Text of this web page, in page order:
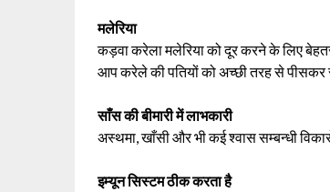
मलेरिया
कड़वा करेला मलेरिया को दूर करने के लिए
आप करेले की पतियों को अच्छी तरह से पीसकर
साँस की बीमारी में लाभकारी
अस्थमा, खाँसी और भी कई श्वास सम्बन्धी
इम्यून सिस्टम ठीक करता है